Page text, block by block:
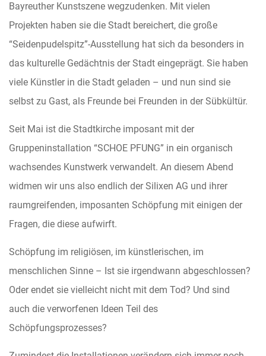
Bayreuther Kunstszene wegzudenken. Mit vielen
Projekten haben sie die Stadt bereichert, die große
“Seidenpudelspitz”-Ausstel lung hat sich da besonders in
das kulturelle Gedächtnis der Stadt eingeprägt. Sie haben
viele Künstler in die Stadt geladen – und nun sind sie
selbst zu Gast, als Freunde bei Freunden in der Sübkültür.
Seit Mai ist die Stadtkirche imposant mit der
Gruppeninstallation “SCHOE PFUNG” in ein organisch
wachsendes Kunstwerk verwandelt. An diesem Abend
widmen wir uns also endlich der Silixen AG und ihrer
raumgreifenden, imposanten Schöpfung mit einigen der
Fragen, die diese aufwirft.
Schöpfung im religiösen, im künstlerischen, im
menschlichen Sinne – Ist sie irgendwann abgeschlossen?
Oder endet sie vielleicht nicht mit dem Tod? Und sind
auch die verworfenen Ideen Teil des
Schöpfungsprozesses?